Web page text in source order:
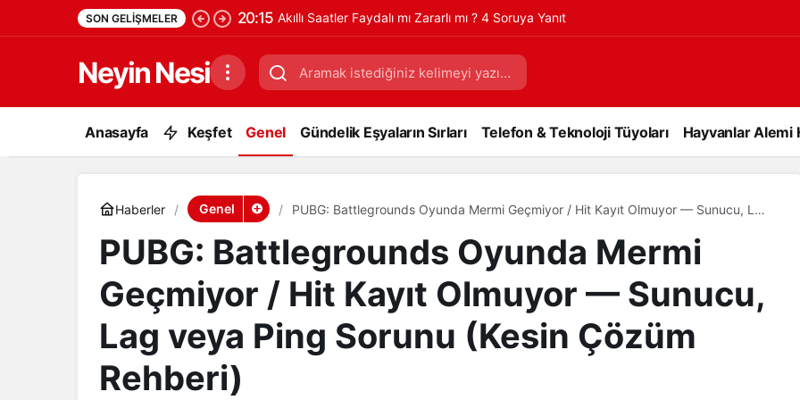
SON GELIŞMELER 20:15 Akıllı Saatler Faydalı mı Zararlı mı ? 4 Soruya Yanıt
Neyin Nesi
Anasayfa Keşfet Genel Gündelik Eşyaların Sırları Telefon & Teknoloji Tüyoları Hayvanlar Alemi
Haberler Genel
PUBG: Battlegrounds Oyunda Mermi Geçmiyor / Hit Kayıt Olmuyor — Sunucu, Lag
PUBG: Battlegrounds Oyunda Mermi
Geçmiyor / Hit Kayıt Olmuyor — Sunucu,
Lag veya Ping Sorunu (Kesin Çözüm
Rehberi)